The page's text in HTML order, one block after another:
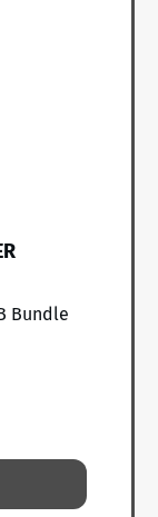
Bundle